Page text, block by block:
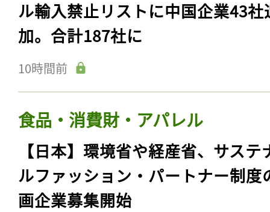
ル輸入禁止リストに中国企業43社
加。合計187社に
10時間前
食品・消費財・アパレル
【日本】環境省や経産省、サステ
ルファッション・パートナー制度
画企業募集開始